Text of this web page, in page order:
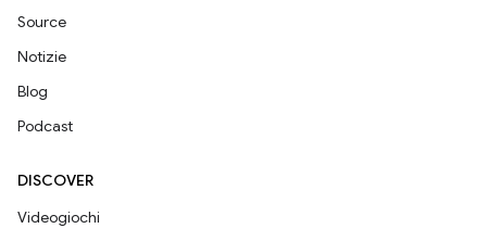
Source
Notizie
Blog
Podcast
DISCOVER
Videogiochi